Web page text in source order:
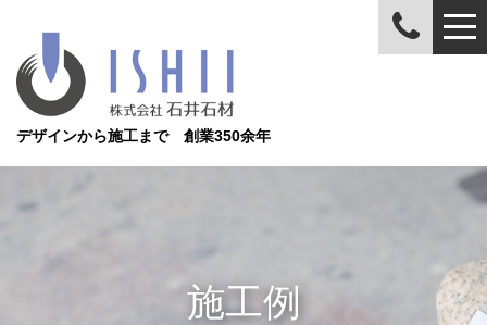
デザインから施工まで 創業350余年
施工例